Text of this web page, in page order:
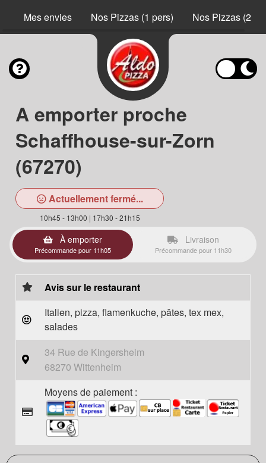
Mes envies Nos Pizzas (1 pers) Nos Pizzas (2
A emporter proche
Schaffhouse-sur-Zorn
(67270)
Actuellement fermé...
10h45 - 13h00 | 17h30 - 21h15
À emporter
Précommande pour 11h05
Livraison
Précommande pour 11h30
Avis sur le restaurant
Italien, pizza, flamenkuche, pâtes, tex mex,
salades
34 Rue de Kingersheim
68270 Wittenheim
Moyens de paiement :